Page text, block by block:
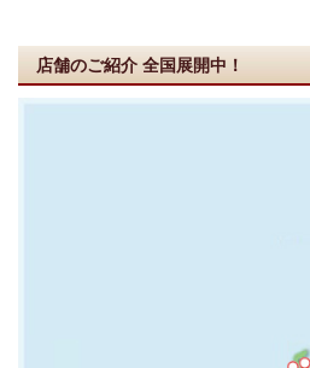
店舗のご紹介 全国展開中！